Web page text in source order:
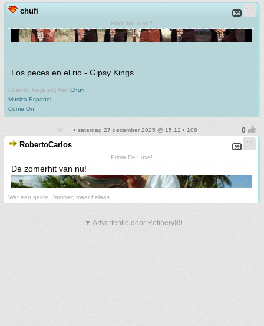
chufi
Hace frio o no?
Los peces en el rio - Gipsy Kings
Cuando haya sol, hay Chufi
Musica Español
Come On
• zaterdag 27 december 2025 @ 15:12 • 106
RobertoCarlos
Prima De Luxe!
De zomerhit van nu!
Wat een gekte. Jammer, maar helaas.
▼ Advertentie door Refinery89